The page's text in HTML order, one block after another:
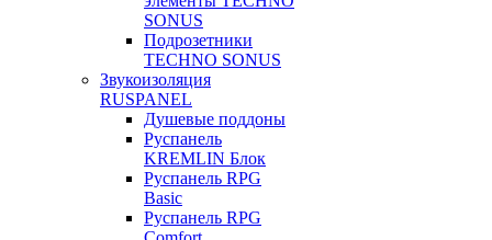
SONUS
Подрозетники
TECHNO SONUS
Звукоизоляция
RUSPANEL
Душевые поддоны
Руспанель
KREMLIN Блок
Руспанель RPG
Basic
Руспанель RPG